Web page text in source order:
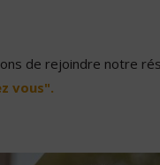
de rejoindre notre
vous".